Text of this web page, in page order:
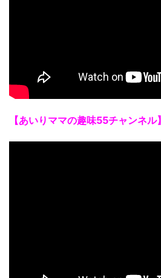
【あいりママの趣味55チャンネル】